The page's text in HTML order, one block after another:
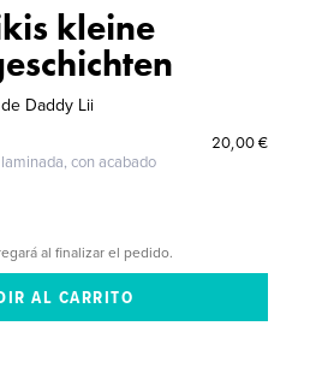
kleine
de Daddy Lii
con acabado
20,00 €
al finalizar el pedido.